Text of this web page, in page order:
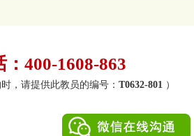
400-1608-863
，请提供此教员的编号： T0632-801）